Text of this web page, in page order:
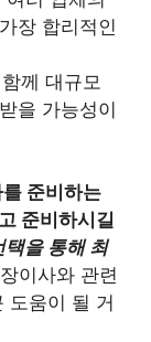
장 합리적인
께 대규모
을 가능성이
준비하는
준비하시길
택을 통해 최
이사와 관련
도움이 될 거